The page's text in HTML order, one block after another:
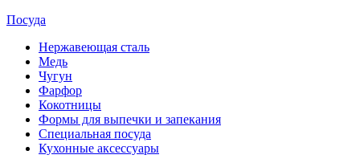
Посуда
Нержавеющая сталь
Медь
Чугун
Фарфор
Кокотницы
Формы для выпечки и запекания
Специальная посуда
Кухонные аксессуары